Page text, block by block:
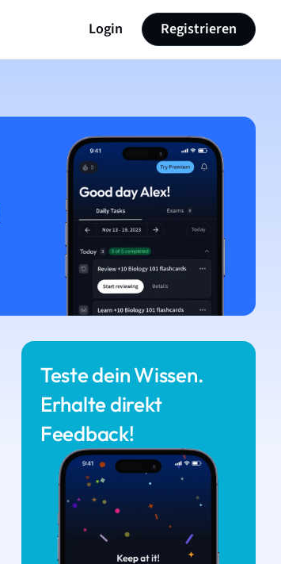
Login Registrieren
Teste dein Wissen.
Erhalte direkt
Feedback!